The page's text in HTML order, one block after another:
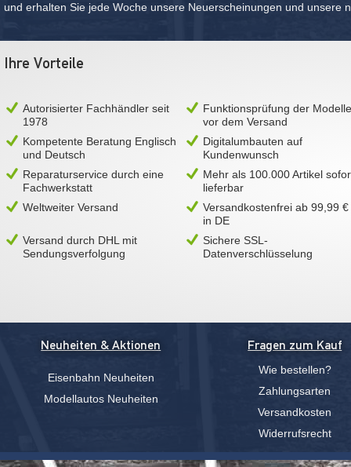
und erhalten Sie jede Woche unsere Neuerscheinungen und unsere
Ihre Vorteile
Autorisierter Fachhändler seit
1978
Funktionsprüfung der Modelle
vor dem Versand
Kompetente Beratung Englisch
und Deutsch
Digitalumbauten auf
Kundenwunsch
Reparaturservice durch eine
Fachwerkstatt
Mehr als 100.000 Artikel
lieferbar
Weltweiter Versand
Versandkostenfrei ab 99,99 €
in DE
Versand durch DHL mit
Sendungsverfolgung
Sichere SSL-
Datenverschlüsselung
Neuheiten & Aktionen
Eisenbahn Neuheiten
Modellautos Neuheiten
Fragen zum Kauf
Wie bestellen?
Zahlungsarten
Versandkosten
Widerrufsrecht